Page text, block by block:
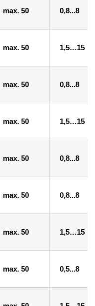
max. 50 0,8...8
max. 50 1,5…15
max. 50 0,8...8
max. 50 1,5…15
max. 50 0,8...8
max. 50 0,8...8
max. 50 1,5…15
max. 50 0,5...8